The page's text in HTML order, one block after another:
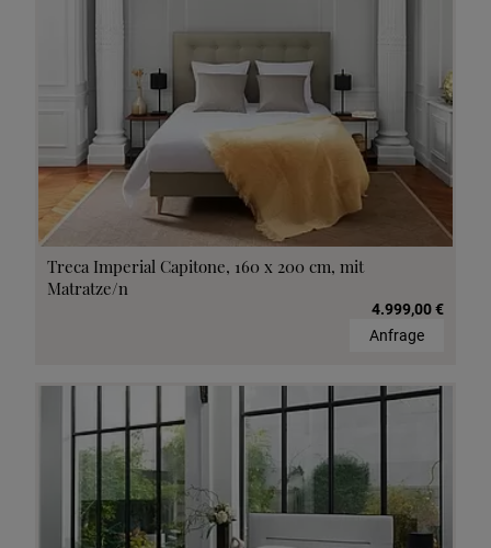
Treca Imperial Capitone, 160 x 200 cm, mit
Matratze/n
4.999,00 €
Anfrage